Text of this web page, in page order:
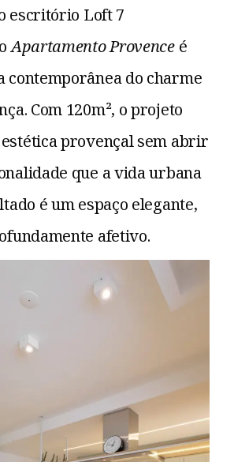
escritório Loft 7
Apartamento Provenceé
do charme
Com 120m², o projeto
provençal sem abrir
que a vida urbana
é um espaço elegante,
afetivo.